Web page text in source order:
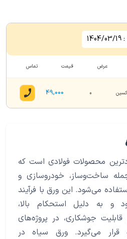
:
1404/03/19
عرض قیمت تماس
0
49,000
محصولات فولادی است که
ساخت‌وساز، خودروسازی و
می‌شود. این ورق با فرآیند
و به دلیل استحکام بالا،
جوشکاری، در پروژه‌های
قرار می‌گیرد. ورق سیاه در